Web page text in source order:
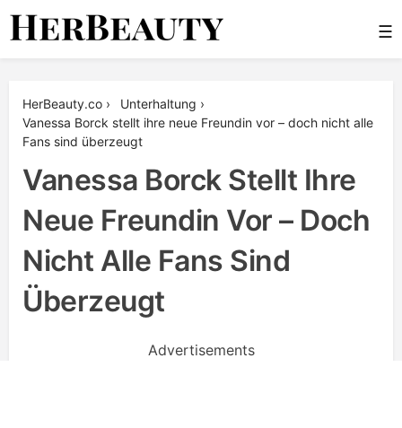
Skip
☰
HerBeauty.co › Unterhaltung ›
Vanessa Borck stellt ihre neue Freundin vor – doch nicht alle
Fans sind überzeugt
Vanessa Borck Stellt Ihre
Neue Freundin Vor – Doch
Nicht Alle Fans Sind
Überzeugt
Advertisements